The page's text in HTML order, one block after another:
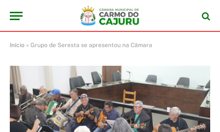
Início » Grupo de Seresta se apresentou na Câmara